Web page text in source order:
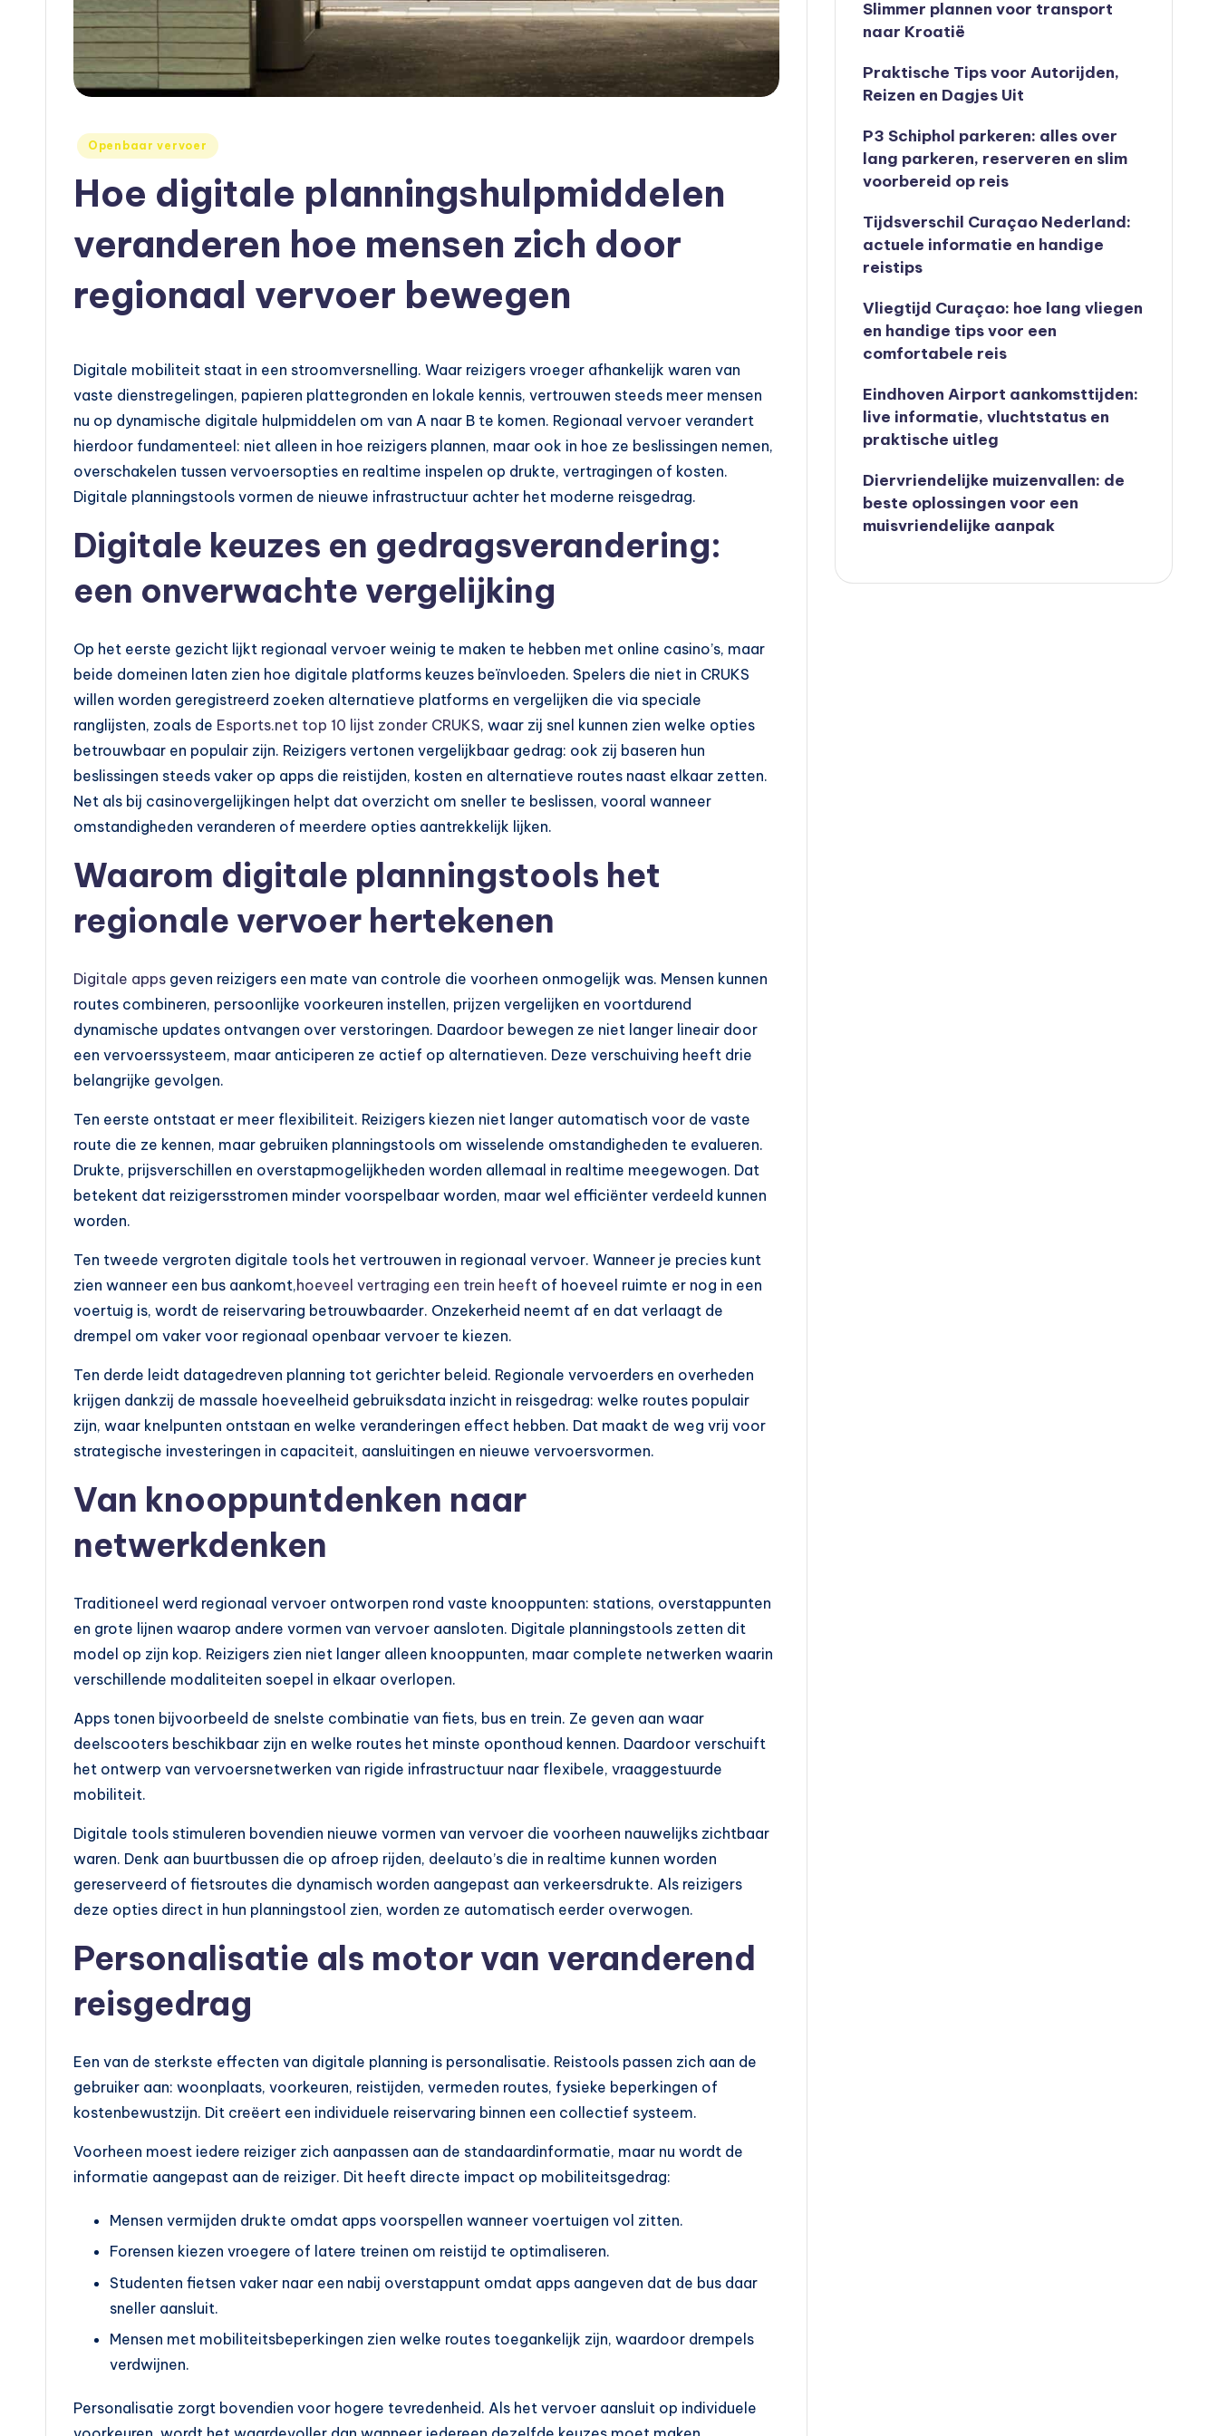
Geplaatst
Openbaar vervoer
Hoe digitale planningshulpmiddelen
veranderen hoe mensen zich door
regionaal vervoer bewegen
Digitale mobiliteit staat in een stroomversnelling. Waar reizigers vroeger afhankelijk waren van
vaste dienstregelingen, papieren plattegronden en lokale kennis, vertrouwen steeds meer mensen
nu op dynamische digitale hulpmiddelen om van A naar B te komen. Regionaal vervoer verandert
hierdoor fundamenteel: niet alleen in hoe reizigers plannen, maar ook in hoe ze beslissingen nemen,
overschakelen tussen vervoersopties en realtime inspelen op drukte, vertragingen of kosten.
Digitale planningstools vormen de nieuwe infrastructuur achter het moderne reisgedrag.
Digitale keuzes en gedragsverandering:
een onverwachte vergelijking
Op het eerste gezicht lijkt regionaal vervoer weinig te maken te hebben met online casino’s, maar
beide domeinen laten zien hoe digitale platforms keuzes beïnvloeden. Spelers die niet in CRUKS
willen worden geregistreerd zoeken alternatieve platforms en vergelijken die via speciale
ranglijsten, zoals de Esports.net top 10 lijst zonder CRUKS, waar zij snel kunnen zien welke opties
betrouwbaar en populair zijn. Reizigers vertonen vergelijkbaar gedrag: ook zij baseren hun
beslissingen steeds vaker op apps die reistijden, kosten en alternatieve routes naast elkaar zetten.
Net als bij casinovergelijkingen helpt dat overzicht om sneller te beslissen, vooral wanneer
omstandigheden veranderen of meerdere opties aantrekkelijk lijken.
Waarom digitale planningstools het
regionale vervoer hertekenen
Digitale apps geven reizigers een mate van controle die voorheen onmogelijk was. Mensen kunnen
routes combineren, persoonlijke voorkeuren instellen, prijzen vergelijken en voortdurend
dynamische updates ontvangen over verstoringen. Daardoor bewegen ze niet langer lineair door
een vervoerssysteem, maar anticiperen ze actief op alternatieven. Deze verschuiving heeft drie
belangrijke gevolgen.
Ten eerste ontstaat er meer flexibiliteit. Reizigers kiezen niet langer automatisch voor de vaste
route die ze kennen, maar gebruiken planningstools om wisselende omstandigheden te evalueren.
Drukte, prijsverschillen en overstapmogelijkheden worden allemaal in realtime meegewogen. Dat
betekent dat reizigersstromen minder voorspelbaar worden, maar wel efficiënter verdeeld kunnen
worden.
Ten tweede vergroten digitale tools het vertrouwen in regionaal vervoer. Wanneer je precies kunt
zien wanneer een bus aankomt,hoeveel vertraging een trein heeft of hoeveel ruimte er nog in een
voertuig is, wordt de reiservaring betrouwbaarder. Onzekerheid neemt af en dat verlaagt de
drempel om vaker voor regionaal openbaar vervoer te kiezen.
Ten derde leidt datagedreven planning tot gerichter beleid. Regionale vervoerders en overheden
krijgen dankzij de massale hoeveelheid gebruiksdata inzicht in reisgedrag: welke routes populair
zijn, waar knelpunten ontstaan en welke veranderingen effect hebben. Dat maakt de weg vrij voor
strategische investeringen in capaciteit, aansluitingen en nieuwe vervoersvormen.
Van knooppuntdenken naar
netwerkdenken
Traditioneel werd regionaal vervoer ontworpen rond vaste knooppunten: stations, overstappunten
en grote lijnen waarop andere vormen van vervoer aansloten. Digitale planningstools zetten dit
model op zijn kop. Reizigers zien niet langer alleen knooppunten, maar complete netwerken waarin
verschillende modaliteiten soepel in elkaar overlopen.
Apps tonen bijvoorbeeld de snelste combinatie van fiets, bus en trein. Ze geven aan waar
deelscooters beschikbaar zijn en welke routes het minste oponthoud kennen. Daardoor verschuift
het ontwerp van vervoersnetwerken van rigide infrastructuur naar flexibele, vraaggestuurde
mobiliteit.
Digitale tools stimuleren bovendien nieuwe vormen van vervoer die voorheen nauwelijks zichtbaar
waren. Denk aan buurtbussen die op afroep rijden, deelauto’s die in realtime kunnen worden
gereserveerd of fietsroutes die dynamisch worden aangepast aan verkeersdrukte. Als reizigers
deze opties direct in hun planningstool zien, worden ze automatisch eerder overwogen.
Personalisatie als motor van veranderend
reisgedrag
Een van de sterkste effecten van digitale planning is personalisatie. Reistools passen zich aan de
gebruiker aan: woonplaats, voorkeuren, reistijden, vermeden routes, fysieke beperkingen of
kostenbewustzijn. Dit creëert een individuele reiservaring binnen een collectief systeem.
Voorheen moest iedere reiziger zich aanpassen aan de standaardinformatie, maar nu wordt de
informatie aangepast aan de reiziger. Dit heeft directe impact op mobiliteitsgedrag:
Mensen vermijden drukte omdat apps voorspellen wanneer voertuigen vol zitten.
Forensen kiezen vroegere of latere treinen om reistijd te optimaliseren.
Studenten fietsen vaker naar een nabij overstappunt omdat apps aangeven dat de bus daar
sneller aansluit.
Mensen met mobiliteitsbeperkingen zien welke routes toegankelijk zijn, waardoor drempels
verdwijnen.
Personalisatie zorgt bovendien voor hogere tevredenheid. Als het vervoer aansluit op individuele
Slimmer plannen voor transport
naar Kroatië
Praktische Tips voor Autorijden,
Reizen en Dagjes Uit
P3 Schiphol parkeren: alles over
lang parkeren, reserveren en slim
voorbereid op reis
Tijdsverschil Curaçao Nederland:
actuele informatie en handige
reistips
Vliegtijd Curaçao: hoe lang vliegen
en handige tips voor een
comfortabele reis
Eindhoven Airport aankomsttijden:
live informatie, vluchtstatus en
praktische uitleg
Diervriendelijke muizenvallen: de
beste oplossingen voor een
muisvriendelijke aanpak